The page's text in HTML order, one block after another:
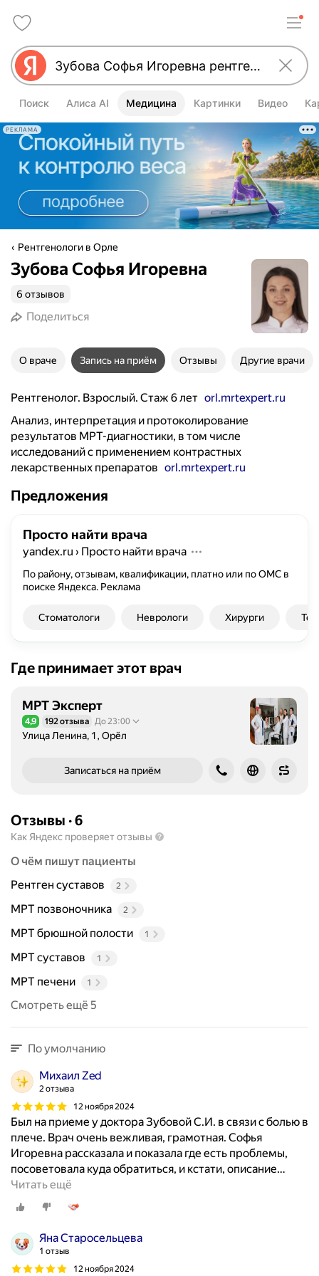
Поиск Алиса AI Медицина Картинки Видео
РЕКЛАМА
Рентгенологи в Орле
Зубова Софья Игоревна
6 отзывов
Поделиться
О враче Запись на приём Отзывы Другие врачи
Рентгенолог. Взрослый. Стаж 6 лет orl.mrtexpert.ru
Анализ, интерпретация и протоколирование
результатов МРТ-диагностики, в том числе
исследований с применением контрастных
лекарственных препаратов orl.mrtexpert.ru
Предложения
Просто найти врача
yandex.ru › Просто найти врача
По району, отзывам, квалификации, платно или по ОМС в
поиске Яндекса. Реклама
Стоматологи Неврологи Хирурги
Где принимает этот врач
МРТ Эксперт
Рейтинг 4,9 из 5
4,9 192 отзыва До 23:00
Улица Ленина, 1, Орёл
Записаться на приём
Отзывы ·6
Как Яндекс проверяет отзывы
О чём пишут пациенты
Рентген суставов
2
МРТ позвоночника 2
МРТ брюшной полости 1
МРТ суставов 1
МРТ печени 1
Смотреть ещё 5
По умолчанию
Михаил Zed
2 отзыва
12 ноября 2024
Был на приеме у доктора Зубовой С.И. в связи с болью в
плече. Врач очень вежливая, грамотная. Софья
Игоревна рассказала и показала где есть проблемы,
посоветовала куда обратиться, и кстати, описание…
Читать ещё
Яна Старосельцева
1 отзыв
12 ноября 2024